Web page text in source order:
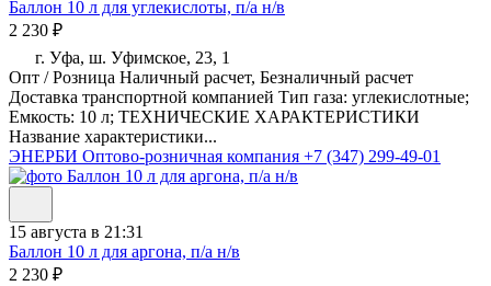
Баллон 10 л для углекислоты, п/а н/в
2 230 ₽
г. Уфа, ш. Уфимское, 23, 1
Опт / Розница Наличный расчет, Безналичный расчет
Доставка транспортной компанией Тип газа: углекислотные;
Емкость: 10 л; ТЕХНИЧЕСКИЕ ХАРАКТЕРИСТИКИ
Название характеристики...
ЭНЕРБИ Оптово-розничная компания +7 (347) 299-49-01
15 августа в 21:31
Баллон 10 л для аргона, п/а н/в
2 230 ₽